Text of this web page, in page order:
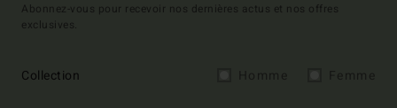
Abonnez-vous pour recevoir nos dernières actus et nos offres
exclusives.
Collection